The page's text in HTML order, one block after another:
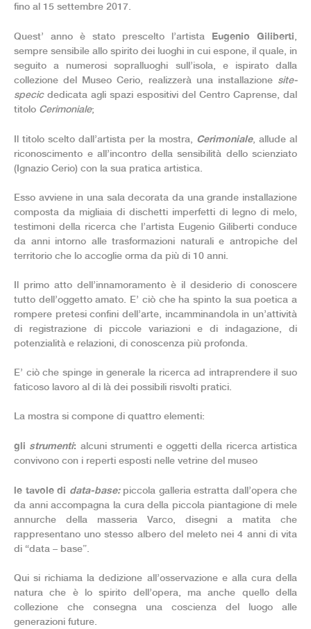
fino al 15 settembre 2017.
Quest’ anno è stato prescelto l’artista Eugenio Giliberti
sempre sensibile allo spirito dei luoghi in cui espone, il quale, in
seguito a numerosi sopralluoghi sull’isola, e ispirato dalla
collezione del Museo Cerio, realizzerà una installazione site-
specicdedicata agli spazi espositivi del Centro Caprense, dal
titolo Cerimoniale;
Il titolo scelto dall’artista per la mostra, Cerimoniale, allude al
riconoscimento e all’incontro della sensibilità dello scienziato
(Ignazio Cerio) con la sua pratica artistica.
Esso avviene in una sala decorata da una grande installazione
composta da migliaia di dischetti imperfetti di legno di melo,
testimoni della ricerca che l’artista Eugenio Giliberti conduce
da anni intorno alle trasformazioni naturali e antropiche del
territorio che lo accoglie orma da più di 10 anni.
Il primo atto dell’innamoramento è il desiderio di conoscere
tutto dell’oggetto amato. E’ ciò che ha spinto la sua poetica a
rompere pretesi confini dell’arte, incamminandola in un’attività
di registrazione di piccole variazioni e di indagazione, di
potenzialità e relazioni, di conoscenza più profonda.
E’ ciò che spinge in generale la ricerca ad intraprendere il suo
faticoso lavoro al di là dei possibili risvolti pratici.
La mostra si compone di quattro elementi:
gli strumenti: alcuni strumenti e oggetti della ricerca artistica
convivono con i reperti esposti nelle vetrine del museo
le tavole di data-base: piccola galleria estratta dall’opera che
da anni accompagna la cura della piccola piantagione di mele
annurche della masseria Varco, disegni a matita che
rappresentano uno stesso albero del meleto nei 4 anni di vita
di “data – base”.
Qui si richiama la dedizione all’osservazione e alla cura della
natura che è lo spirito dell’opera, ma anche quello della
collezione che consegna una coscienza del luogo alle
generazioni future.